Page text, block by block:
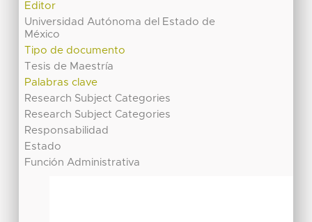
Editor
Universidad Autónoma del Estado de
México
Tipo de documento
Tesis de Maestría
Palabras clave
Research Subject Categories
Research Subject Categories
Responsabilidad
Estado
Función Administrativa